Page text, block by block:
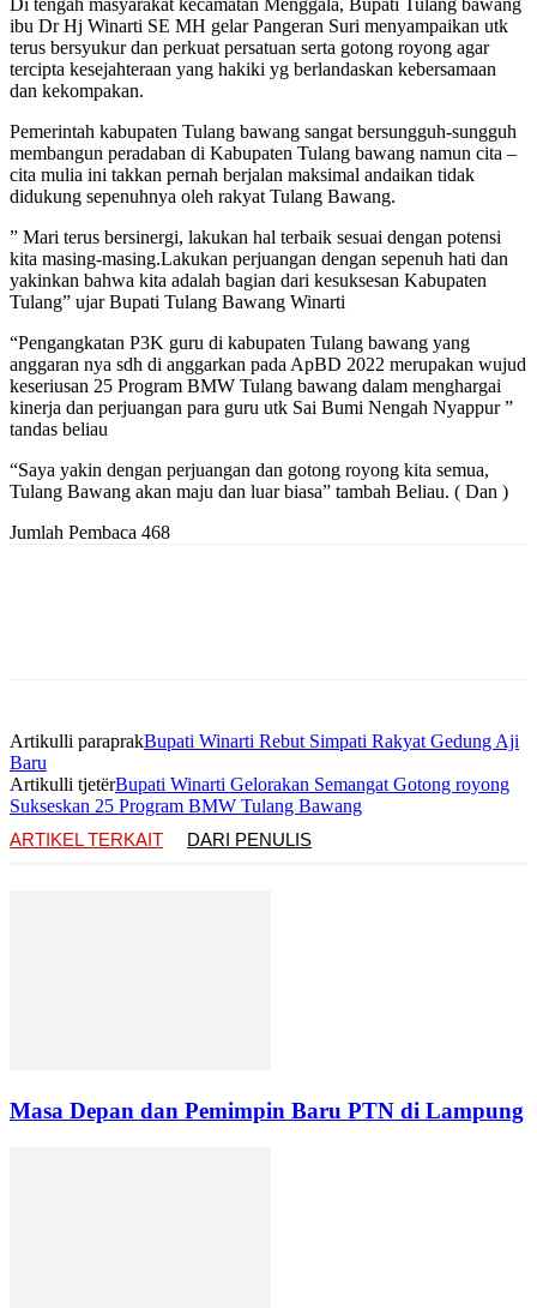
Di tengah masyarakat kecamatan Menggala, Bupati Tulang bawang
ibu Dr Hj Winarti SE MH gelar Pangeran Suri menyampaikan utk
terus bersyukur dan perkuat persatuan serta gotong royong agar
tercipta kesejahteraan yang hakiki yg berlandaskan kebersamaan
dan kekompakan.
Pemerintah kabupaten Tulang bawang sangat bersungguh-sungguh
membangun peradaban di Kabupaten Tulang bawang namun cita –
cita mulia ini takkan pernah berjalan maksimal andaikan tidak
didukung sepenuhnya oleh rakyat Tulang Bawang.
” Mari terus bersinergi, lakukan hal terbaik sesuai dengan potensi
kita masing-masing.Lakukan perjuangan dengan sepenuh hati dan
yakinkan bahwa kita adalah bagian dari kesuksesan Kabupaten
Tulang” ujar Bupati Tulang Bawang Winarti
“Pengangkatan P3K guru di kabupaten Tulang bawang yang
anggaran nya sdh di anggarkan pada ApBD 2022 merupakan wujud
keseriusan 25 Program BMW Tulang bawang dalam menghargai
kinerja dan perjuangan para guru utk Sai Bumi Nengah Nyappur ”
tandas beliau
“Saya yakin dengan perjuangan dan gotong royong kita semua,
Tulang Bawang akan maju dan luar biasa” tambah Beliau. ( Dan )
Jumlah Pembaca 468
Artikulli paraprakBupati Winarti Rebut Simpati Rakyat Gedung Aji
Baru
Artikulli tjetërBupati Winarti Gelorakan Semangat Gotong royong
Sukseskan 25 Program BMW Tulang Bawang
ARTIKEL TERKAIT
DARI PENULIS
Masa Depan dan Pemimpin Baru PTN di Lampung